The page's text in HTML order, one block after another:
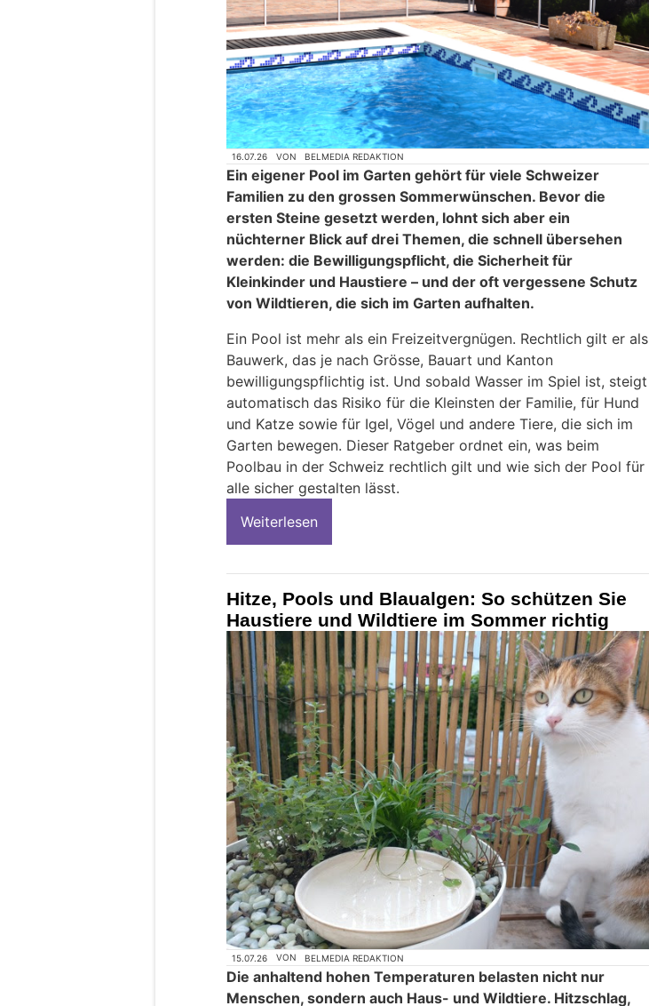
16.07.26 VON BELMEDIA REDAKTION
Ein eigener Pool im Garten gehört für viele Schweizer
Familien zu den grossen Sommerwünschen. Bevor die
ersten Steine gesetzt werden, lohnt sich aber ein
nüchterner Blick auf drei Themen, die schnell übersehen
werden: die Bewilligungspflicht, die Sicherheit für
Kleinkinder und Haustiere – und der oft vergessene Schutz
von Wildtieren, die sich im Garten aufhalten.
Ein Pool ist mehr als ein Freizeitvergnügen. Rechtlich gilt er als
Bauwerk, das je nach Grösse, Bauart und Kanton
bewilligungspflichtig ist. Und sobald Wasser im Spiel ist, steigt
automatisch das Risiko für die Kleinsten der Familie, für Hund
und Katze sowie für Igel, Vögel und andere Tiere, die sich im
Garten bewegen. Dieser Ratgeber ordnet ein, was beim
Poolbau in der Schweiz rechtlich gilt und wie sich der Pool für
alle sicher gestalten lässt.
Weiterlesen
Hitze, Pools und Blaualgen: So schützen Sie
Haustiere und Wildtiere im Sommer richtig
15.07.26 VON BELMEDIA REDAKTION
Die anhaltend hohen Temperaturen belasten nicht nur
Menschen, sondern auch Haus- und Wildtiere. Hitzschlag,